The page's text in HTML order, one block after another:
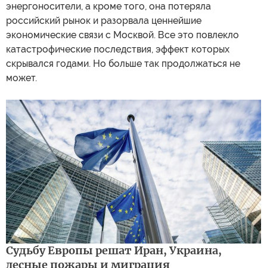
энергоносители, а кроме того, она потеряла
российский рынок и разорвала ценнейшие
экономические связи с Москвой. Все это повлекло
катастрофические последствия, эффект которых
скрывался годами. Но больше так продолжаться не
может.
Судьбу Европы решат Иран, Украина,
лесные пожары и миграция